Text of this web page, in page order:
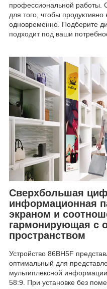
профессиональной работы.
для того, чтобы
одновременно. Подберите
подходит под ваши
Сверхбольшая
информационная
экраном и
гармонирующая с
пространством
Устройство 86BH5F
оптимальный для
мультиплексной
58:9. При установке без